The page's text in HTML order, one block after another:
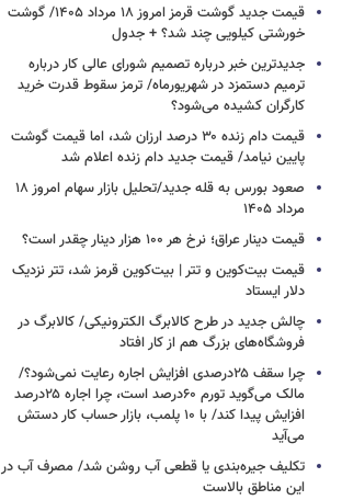
قیمت جدید گوشت قرمز امروز ۱۸ مرداد ۱۴۰۵/ گوشت
خورشتی کیلویی چند شد؟ + جدول
جدیدترین خبر درباره تصمیم شورای عالی کار درباره
ترمیم دستمزد در شهریورماه/ ترمز سقوط قدرت خرید
کارگران کشیده می‌شود؟
قیمت دام زنده ۳۰ درصد ارزان شد، اما قیمت گوشت
پایین نیامد/ قیمت جدید دام زنده اعلام شد
صعود بورس به قله جدید/تحلیل بازار سهام امروز ۱۸
مرداد ۱۴۰۵
قیمت دینار عراق؛ نرخ هر ۱۰۰ هزار دینار چقدر است؟
قیمت بیت‌کوین و تتر | بیت‌کوین قرمز شد، تتر نزدیک
دلار ایستاد
چالش جدید در طرح کالابرگ الکترونیکی/ کالابرگ در
فروشگاه‌های بزرگ هم از کار افتاد
چرا سقف ۲۵درصدی افزایش اجاره رعایت نمی‌شود؟/
مالک می‌گوید تورم ۶۰درصد است، چرا اجاره ۲۵درصد
افزایش پیدا کند/ با ۱۰ پلمب، بازار حساب کار دستش
می‌آید
تکلیف جیره‌بندی یا قطعی آب روشن شد/ مصرف آب در
این مناطق بالاست